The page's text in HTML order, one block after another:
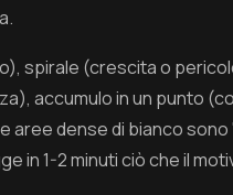
spirale (crescita o
accumulo in un punto
aree dense di bianco sono
in 1-2 minuti ciò che il